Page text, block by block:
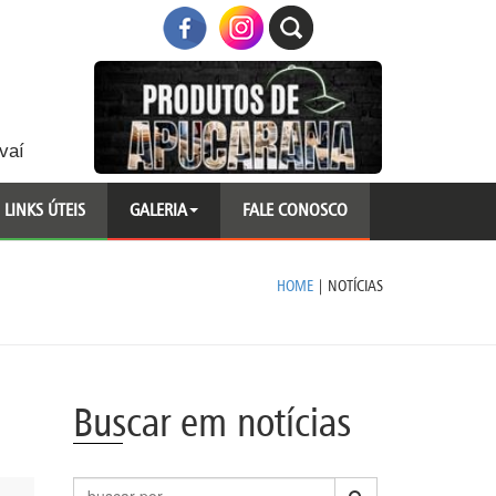
LINKS ÚTEIS GALERIA FALE CONOSCO
HOME | NOTÍCIAS
Buscar em notícias